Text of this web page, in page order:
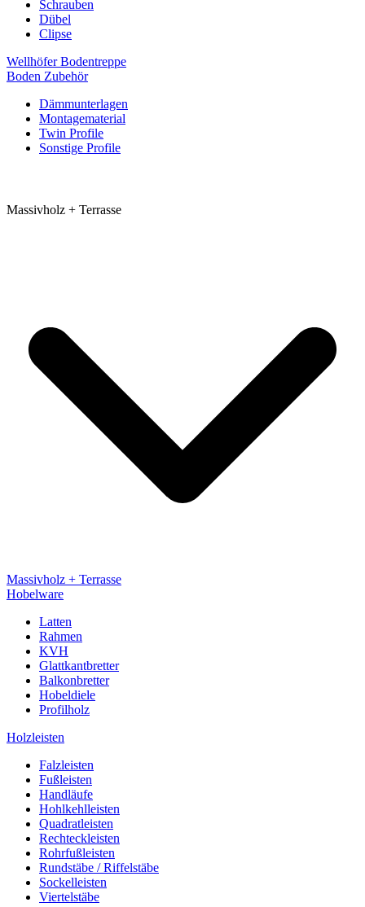
Schrauben
Dübel
Clipse
Wellhöfer Bodentreppe
Boden Zubehör
Dämmunterlagen
Montagematerial
Twin Profile
Sonstige Profile
Massivholz + Terrasse
Massivholz + Terrasse
Hobelware
Latten
Rahmen
KVH
Glattkantbretter
Balkonbretter
Hobeldiele
Profilholz
Holzleisten
Falzleisten
Fußleisten
Handläufe
Hohlkehlleisten
Quadratleisten
Rechteckleisten
Rohrfußleisten
Rundstäbe / Riffelstäbe
Sockelleisten
Viertelstäbe